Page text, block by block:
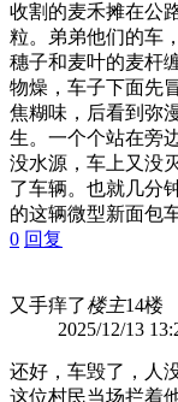
收割的麦禾摊在公
粒。弟弟他们的车
穗子和麦叶的麦杆
物燥，车子下面先
焦糊味，后看到弥
生。一个个站在旁
没水源，车上又没
了车辆。也就几分
的这辆微型新面包
0 回复
又手痒了楼主14楼
2025/12/13
还好，车毁了，人
这位村民当场拦着